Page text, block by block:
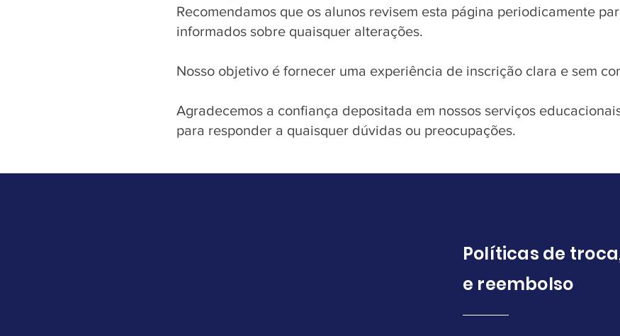
Recomendamos que os alunos revisem esta página periodicamente
informados sobre quaisquer alterações.
Nosso objetivo é fornecer uma experiência de inscrição clara e sem
Agradecemos a confiança depositada em nossos serviços
para responder a quaisquer dúvidas ou preocupações.
Políticas de
e reembolso